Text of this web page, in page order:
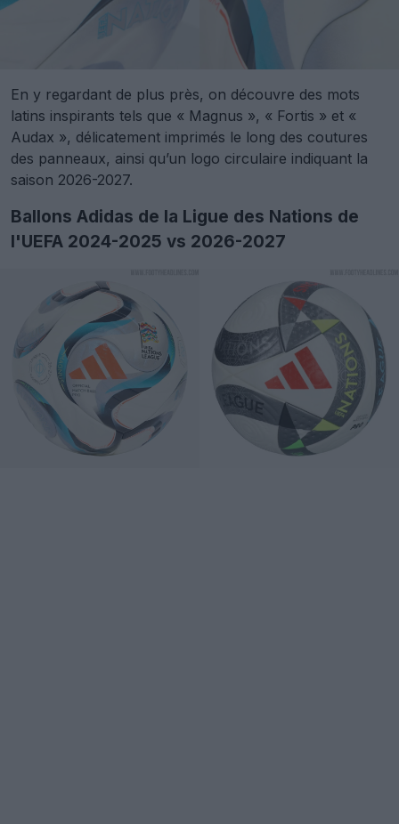
En y regardant de plus près, on découvre des mots
latins inspirants tels que « Magnus », « Fortis » et «
Audax », délicatement imprimés le long des coutures
des panneaux, ainsi qu’un logo circulaire indiquant la
saison 2026-2027.
Ballons Adidas de la Ligue des Nations de
l'UEFA 2024-2025 vs 2026-2027